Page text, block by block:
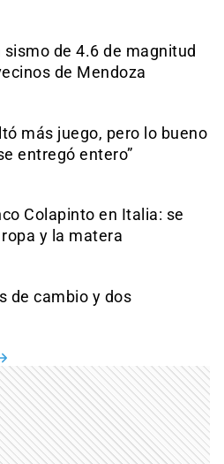
sismo de 4.6 de magnitud
de Mendoza
más juego, pero lo bueno
entregó entero”
Colapinto en Italia: se
y la matera
de cambio y dos